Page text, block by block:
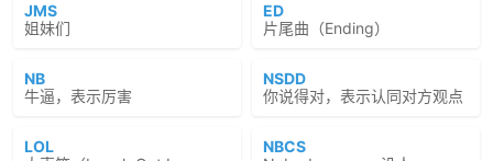
JMS
姐妹们
ED
片尾曲（Ending）
NB
牛逼，表示厉害
NSDD
你说得对，表示认同对方观点
LOL
NBCS